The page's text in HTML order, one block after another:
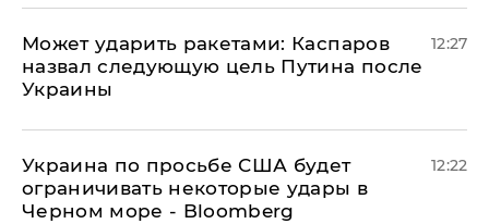
Может ударить ракетами: Каспаров
назвал следующую цель Путина после
Украины
12:27
Украина по просьбе США будет
ограничивать некоторые удары в
Черном море - Bloomberg
12:22